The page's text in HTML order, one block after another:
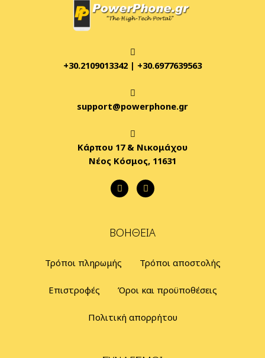
+30.2109013342 | +30.6977639563
support@powerphone.gr
Κάρπου 17 & Νικομάχου
Νέος Κόσμος, 11631
ΒΟΉΘΕΙΑ
Τρόποι πληρωμής Τρόποι αποστολής
Επιστροφές Όροι και προϋποθέσεις
Πολιτική απορρήτου